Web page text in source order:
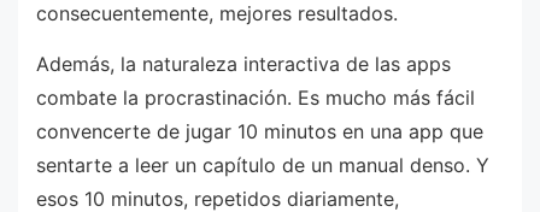
consecuentemente, mejores resultados.
Además, la naturaleza interactiva de las apps
combate la procrastinación. Es mucho más fácil
convencerte de jugar 10 minutos en una app que
sentarte a leer un capítulo de un manual denso. Y
esos 10 minutos, repetidos diariamente,